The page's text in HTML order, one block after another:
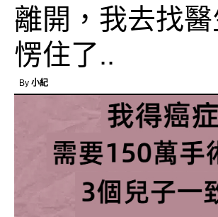
離開，我去找醫
愣住了..
By 小紀